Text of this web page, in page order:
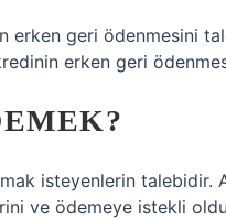
erken geri ödenmesini
erken geri
isteyenlerin talebidir.
ve ödemeye istekli